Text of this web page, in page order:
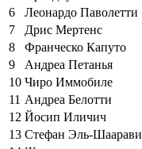
6
Леонардо Паволетти
7
Дрис Мертенс
8
Франческо Капуто
9
Андреа Петанья
10 Чиро Иммобиле
11 Андреа Белотти
12 Йосип Иличич
13 Стефан Эль-Шаарави